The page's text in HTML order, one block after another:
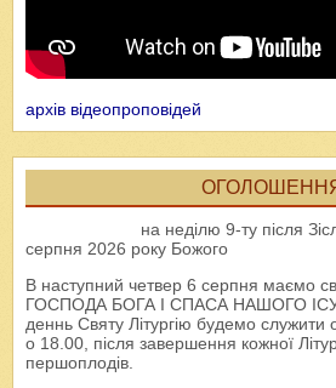
архів відеопроповідей
на неділю 9-ту після
серпня 2026 року Божого
В наступний четвер 6 серпня
ГОСПОДА БОГА І СПАСА НАШОГО
деннь Святу Літургію будемо
о 18.00, після завершення кожної
першоплодів.